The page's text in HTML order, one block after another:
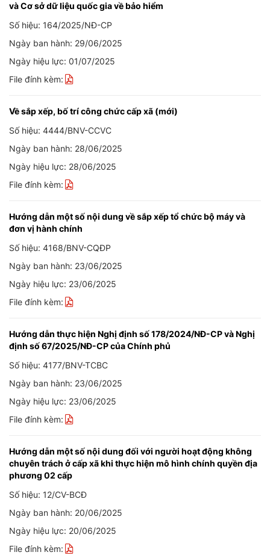
và Cơ sở dữ liệu quốc gia về bảo hiểm
Số hiệu: 164/2025/NĐ-CP
Ngày ban hành: 29/06/2025
Ngày hiệu lực: 01/07/2025
File đính kèm:
Về sắp xếp, bố trí công chức cấp xã (mới)
Số hiệu: 4444/BNV-CCVC
Ngày ban hành: 28/06/2025
Ngày hiệu lực: 28/06/2025
File đính kèm:
Hướng dẫn một số nội dung về sắp xếp tổ chức bộ máy và
đơn vị hành chính
Số hiệu: 4168/BNV-CQĐP
Ngày ban hành: 23/06/2025
Ngày hiệu lực: 23/06/2025
File đính kèm:
Hướng dẫn thực hiện Nghị định số 178/2024/NĐ-CP và Nghị
định số 67/2025/NĐ-CP của Chính phủ
Số hiệu: 4177/BNV-TCBC
Ngày ban hành: 23/06/2025
Ngày hiệu lực: 23/06/2025
File đính kèm:
Hướng dẫn một số nội dung đối với người hoạt động không
chuyên trách ở cấp xã khi thực hiện mô hình chính quyền địa
phương 02 cấp
Số hiệu: 12/CV-BCĐ
Ngày ban hành: 20/06/2025
Ngày hiệu lực: 20/06/2025
File đính kèm: